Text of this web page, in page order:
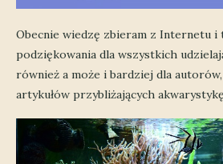
Obecnie wiedzę zbieram z Internetu i
podziękowania dla wszystkich
również a może i bardziej dla
artykułów przybliżających